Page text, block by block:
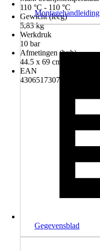
110 °C - 110 °C
Gewicht (leeg)
5,83 kg
Werkdruk
10 bar
Afmetingen (bxh)
44.5 x 69 cm
EAN
4306517307448
Montagehandleiding
Gegevensblad